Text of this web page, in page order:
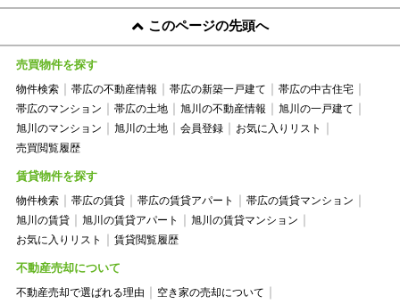
このページの先頭へ
売買物件を探す
物件検索 帯広の不動産情報 帯広の新築一戸建て
帯広の中古住宅
帯広のマンション
帯広の土地 旭川の不動産情報
旭川の一戸建て
旭川のマンション
旭川の土地 会員登録
お気に入りリスト
売買閲覧履歴
賃貸物件を探す
物件検索 帯広の賃貸 帯広の賃貸アパート
帯広の賃貸マンション
旭川の賃貸
旭川の賃貸アパート
旭川の賃貸マンション
お気に入りリスト
賃貸閲覧履歴
不動産売却について
不動産売却で選ばれる理由
空き家の売却について